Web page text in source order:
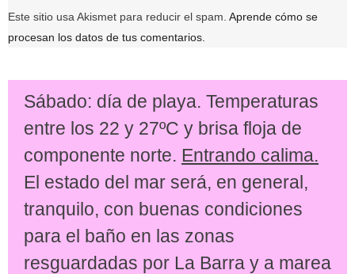
Este sitio usa Akismet para reducir el spam. Aprende cómo se
procesan los datos de tus comentarios.
Sábado: día de playa. Temperaturas
entre los 22 y 27ºC y brisa floja de
componente norte. Entrando calima.
El estado del mar será, en general,
tranquilo, con buenas condiciones
para el baño en las zonas
resguardadas por La Barra y a marea